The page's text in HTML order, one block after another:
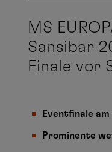
MS
Sansibar
Finale vor
Eventfinale
Prominente